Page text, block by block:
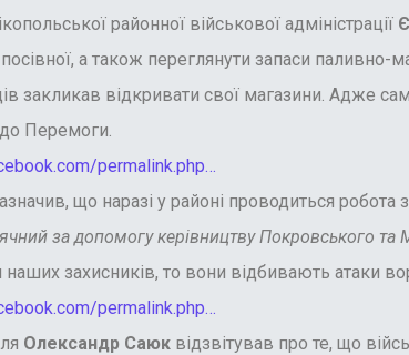
районної військової адміністрації
а також переглянути запаси паливно-
закликав відкривати свої магазини. Адже
Перемоги.
permalink.php…
що наразі у районі проводиться робота
за допомогу керівництву Покровського та
наших захисників, то вони відбивають атаки
permalink.php…
Олександр Саюк відзвітував про те, що